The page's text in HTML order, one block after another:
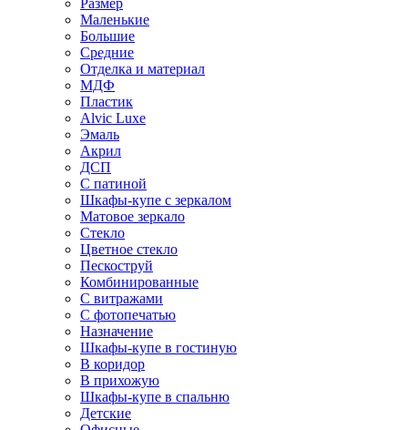
Размер
Маленькие
Большие
Средние
Отделка и материал
МДФ
Пластик
Alvic Luxe
Эмаль
Акрил
ДСП
С патиной
Шкафы-купе с зеркалом
Матовое зеркало
Стекло
Цветное стекло
Пескоструй
Комбинированные
С витражами
С фотопечатью
Назначение
Шкафы-купе в гостиную
В коридор
В прихожую
Шкафы-купе в спальню
Детские